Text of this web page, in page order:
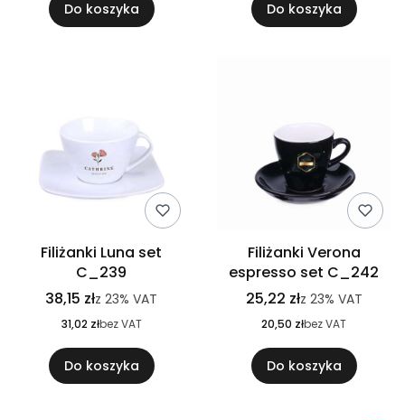
Do koszyka Do koszyka
Filiżanki Luna set
C_239
38,15 złz 23% VAT
31,02 złbez VAT
Do koszyka
Filiżanki Verona
espresso set C_242
25,22 złz 23% VAT
20,50 złbez VAT
Do koszyka